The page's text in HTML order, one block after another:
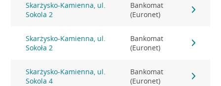
Skarżysko-Kamienna, ul.
Sokola 2
Bankomat
(Euronet)
Skarżysko-Kamienna, ul.
Sokoła 2
Bankomat
(Euronet)
Skarżysko-Kamienna, ul.
Sokola 4
Bankomat
(Euronet)